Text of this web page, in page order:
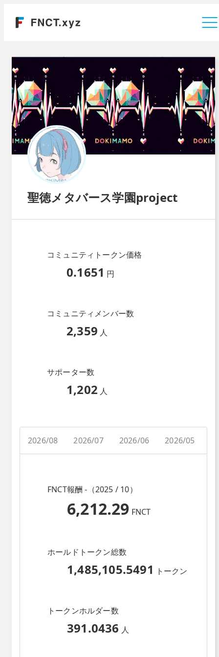
聖徳メタバース学園project
コミュニティトークン価格
0.1651 円
コミュニティメンバー数
2,359 人
サポーター数
1,202 人
2026/08 2026/07 2026/06 2026/05
FNCT報酬 -（2025 / 10）
6,212.29 FNCT
ホールドトークン総数
1,485,105.5491 トークン
トークンホルダー数
391.0436 人